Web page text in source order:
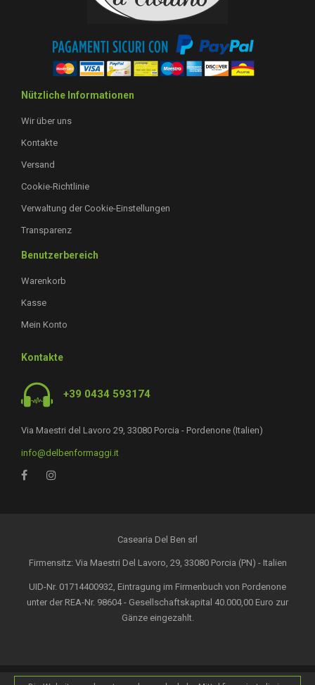
Nützliche Informationen
Wir über uns
Kontakte
Versand
Cookie-Richtlinie
Verwaltung der Cookie-Einstellungen
Transparenz
Benutzerbereich
Warenkorb
Kasse
Mein Konto
Kontakte
+39 0434 593174
Via Maestri del Lavoro 29, 33080 Porcia - Pordenone (Italien)
info@delbenformaggi.it
Casearia Del Ben srl
Firmensitz: Via Maestri Del Lavoro, 29, 33080 Porcia (PN) - Italien
UID-Nr. 01714400932, Eintragung im Firmenbuch von Pordenone
unter der REA-Nr. 98604 - Gesellschaftskapital 40.000,00 Euro zur
Gänze eingezahlt.